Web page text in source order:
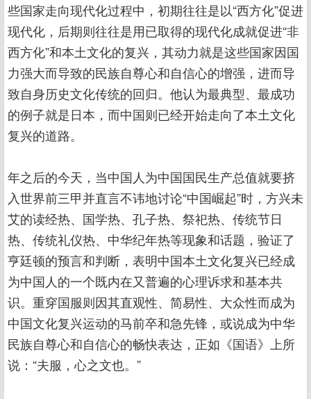
些国家走向现代化过程中，初期往往是以“西方化”促进
现代化，后期则往往是用已取得的现代化成就促进“非
西方化”和本土文化的复兴，其动力就是这些国家因国
力强大而导致的民族自尊心和自信心的增强，进而导
致自身历史文化传统的回归。他认为最典型、最成功
的例子就是日本，而中国则已经开始走向了本土文化
复兴的道路。
年之后的今天，当中国人为中国国民生产总值就要挤
入世界前三甲并直言不讳地讨论“中国崛起”时，方兴未
艾的读经热、国学热、孔子热、祭祀热、传统节日
热、传统礼仪热、中华纪年热等现象和话题，验证了
亨廷顿的预言和判断，表明中国本土文化复兴已经成
为中国人的一个既内在又普遍的心理诉求和基本共
识。重穿国服则因其直观性、简易性、大众性而成为
中国文化复兴运动的马前卒和急先锋，或说成为中华
民族自尊心和自信心的畅快表达，正如《国语》上所
说：“夫服，心之文也。”